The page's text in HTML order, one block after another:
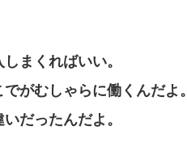
まくればいい。
がむしゃらに働くんだよ。
だったんだよ。